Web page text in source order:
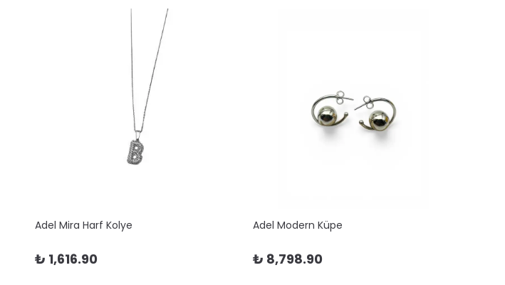
Adel Mira Harf Kolye
₺ 1,616.90
Adel Modern Küpe
₺ 8,798.90